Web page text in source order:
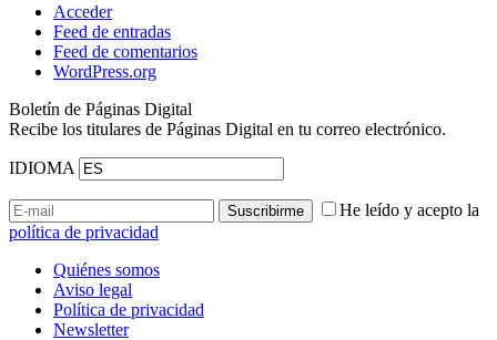
Acceder
Feed de entradas
Feed de comentarios
WordPress.org
Boletín de Páginas Digital
Recibe los titulares de Páginas Digital en tu correo electrónico.
IDIOMA
He leído y acepto la
política de privacidad
Quiénes somos
Aviso legal
Política de privacidad
Newsletter